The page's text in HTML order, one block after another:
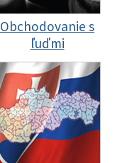
Obchodovanie s
ľuďmi